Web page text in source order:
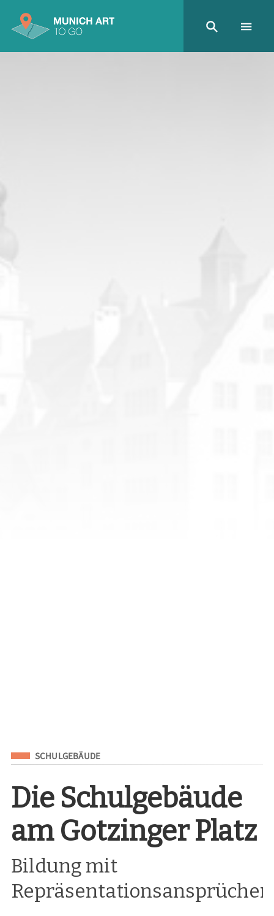
Eingeordnet unter
SCHULGEBÄUDE
Die Schulgebäude
am Gotzinger Platz
Bildung mit
Repräsentationsansprüchen